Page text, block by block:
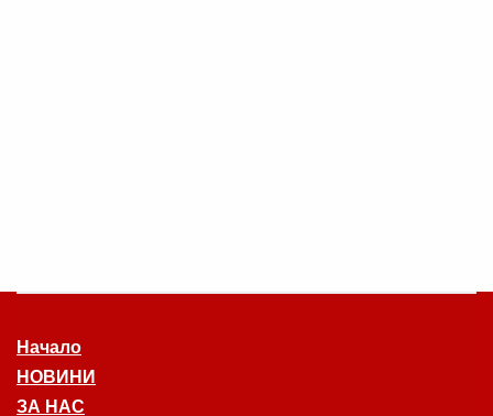
Начало
НОВИНИ
ЗА НАС